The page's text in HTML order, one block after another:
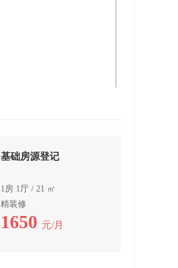
基础房源登记
1房 1厅 / 21 ㎡
精装修
1650 元/月